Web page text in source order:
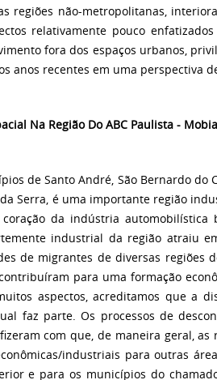
regiões não-metropolitanas,
relativamente pouco
fora dos espaços urbanos,
anos recentes em uma perspectiva
Na Região Do ABC Paulista -
de Santo André, São Bernardo do
Serra, é uma importante região
da indústria automobilística
industrial da região atraiu
de migrantes de diversas regiões
para uma formação
aspectos, acreditamos que a
faz parte. Os processos de
com que, de maneira geral,
industriais para outras
e para os municípios do